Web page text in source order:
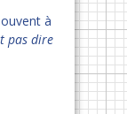
à
pas dire